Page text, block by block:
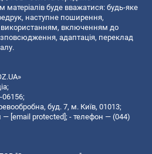
буде вважатися: будь-яке
наступне поширення,
використанням, включенням до
адаптація, переклад
06156;
буд. 7, м. Київ, 01013;
— [email protected]; - телефон — (044)